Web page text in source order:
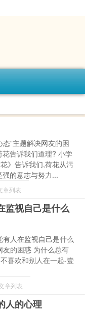
态”主题解决网友的困
告诉我们道理? 小学
》告诉我们,荷花从污
的意志与努力...
章列表
监视自己是什么
有人在监视自己是什么
友的困惑 为什么总有
喜欢和别人在一起-壹
章列表
人的心理